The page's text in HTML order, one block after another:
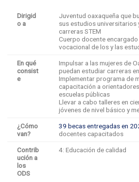
Dirigid
o a
Juventud oaxaqueña que
sus estudios universitarios
carreras STEM
Cuerpo docente
vocacional de los y las
En qué
consist
e
Impulsar a las mujeres de
puedan estudiar carreras
Implementar programa de
capacitación a
escuelas públicas
Llevar a cabo talleres en
jóvenes de nivel básico y
¿Cómo
van?
39 becas entregadas en
docentes capacitados
Contrib
ución a
los
ODS
4: Educación de calidad